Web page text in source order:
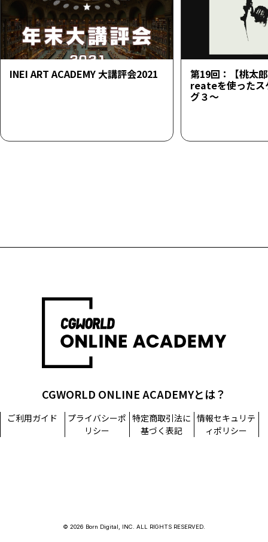
INEI ART ACADEMY 大講評会2021 第19回：【桃太
reateを使ったス
グ３～
CGWORLD ONLINE ACADEMYとは？
ご利用ガイド
プライバシーポ
リシー
特定商取引法に
基づく表記
情報セキュリテ
ィポリシー
© 2026 Born Digital, INC. ALL RIGHTS RESERVED.